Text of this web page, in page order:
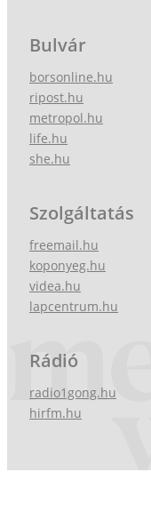
Bulvár
borsonline.hu
ripost.hu
metropol.hu
life.hu
she.hu
Szolgáltatás
freemail.hu
koponyeg.hu
videa.hu
lapcentrum.hu
Rádió
radio1gong.hu
hirfm.hu